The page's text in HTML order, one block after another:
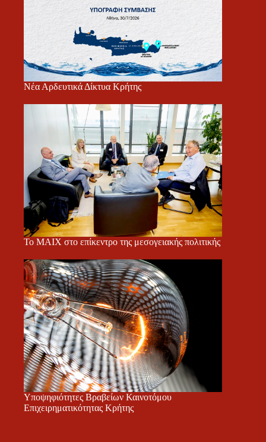
Νέα Αρδευτικά Δίκτυα Κρήτης
Το ΜΑΙΧ στο επίκεντρο της μεσογειακής πολιτικής
Υποψηφιότητες Βραβείων Καινοτόμου
Επιχειρηματικότητας Κρήτης